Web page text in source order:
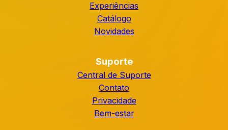
Experiências
Catálogo
Novidades
Suporte
Central de Suporte
Contato
Privacidade
Bem-estar